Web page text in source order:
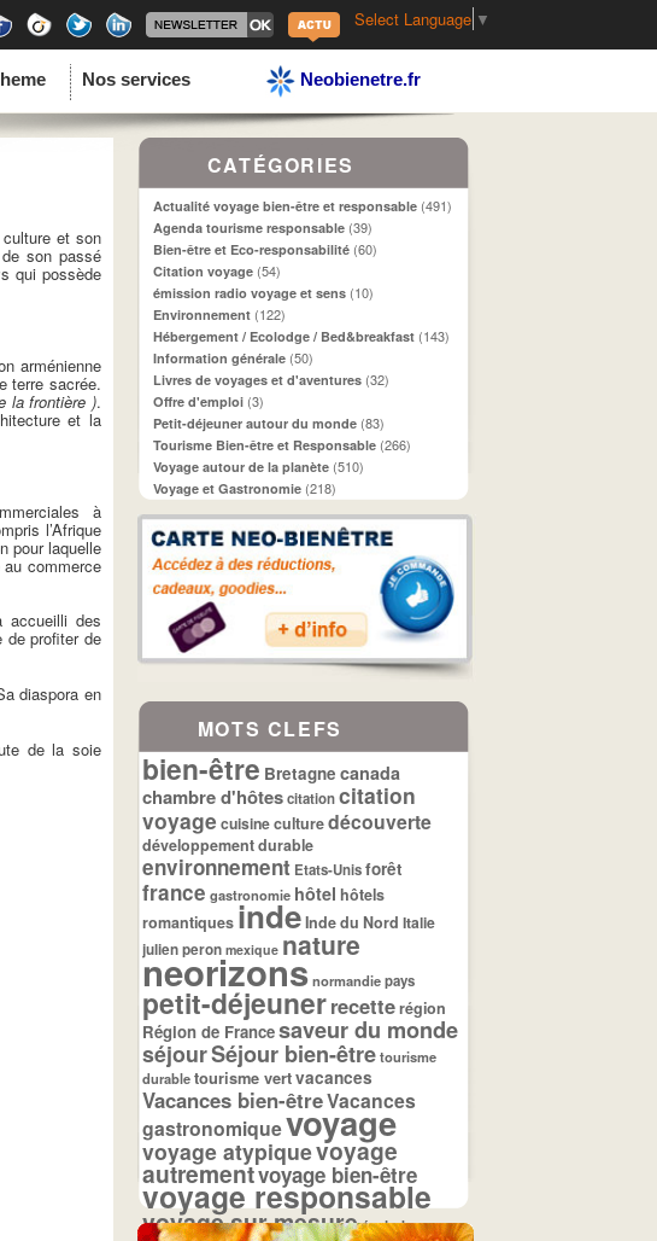
Select Language ▼
Nos services Neobienetre.fr
et son
son passé
qui possède
arménienne
terre sacrée.
la frontière ).
et la
à
l’Afrique
pour laquelle
commerce
accueilli des
de profiter de
diaspora en
de la soie
CATÉGORIES
Actualité voyage bien-être et responsable(491)
Agenda tourisme responsable(39)
Bien-être et Eco-responsabilité(60)
Citation voyage(54)
émission radio voyage et sens(10)
Environnement(122)
Hébergement / Ecolodge / Bed&breakfast(143)
Information générale(50)
Livres de voyages et d'aventures(32)
Offre d'emploi(3)
Petit-déjeuner autour du monde(83)
Tourisme Bien-être et Responsable(266)
Voyage autour de la planète(510)
Voyage et Gastronomie(218)
MOTS CLEFS
bien-être Bretagne canada
chambre d'hôtescitationcitation
voyage cuisineculturedécouverte
développement durable
environnement Etats-Unisforêt
france gastronomie hôtel hôtels
romantiquesindeInde du Nord Italie
julien peron mexique nature
neorizons normandie pays
petit-déjeunerrecetterégion
Région de Francesaveur du monde
séjourSéjour bien-être tourisme
durable tourisme vertvacances
Vacances bien-êtreVacances
gastronomiquevoyage
voyage atypiquevoyage
autrementvoyage bien-être
voyage responsable
voyage sur mesureécolodge